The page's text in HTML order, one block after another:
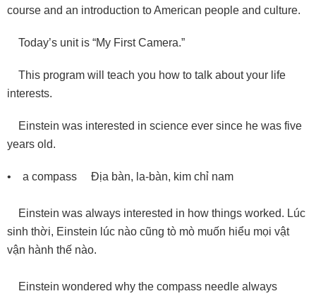
course and an introduction to American people and culture.
Today’s unit is “My First Camera.”
This program will teach you how to talk about your life
interests.
Einstein was interested in science ever since he was five
years old.
• a compass Ðịa bàn, la-bàn, kim chỉ nam
Einstein was always interested in how things worked. Lúc
sinh thời, Einstein lúc nào cũng tò mò muốn hiểu mọi vật
vận hành thế nào.
Einstein wondered why the compass needle always